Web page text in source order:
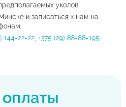
уколов.
и записаться к нам на
144-22-22 +375 (29) 88-88-195.